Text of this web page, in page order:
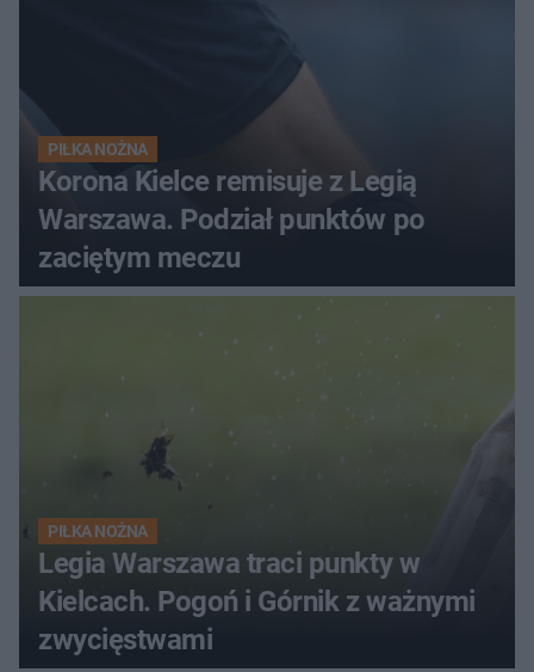
PIŁKA NOŻNA
Korona Kielce remisuje z Legią
Warszawa. Podział punktów po
zaciętym meczu
PIŁKA NOŻNA
Legia Warszawa traci punkty w
Kielcach. Pogoń i Górnik z ważnymi
zwycięstwami